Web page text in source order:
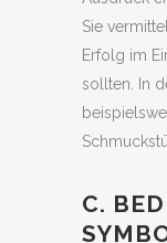
Sie
Erfolg im
sollten. In
C.